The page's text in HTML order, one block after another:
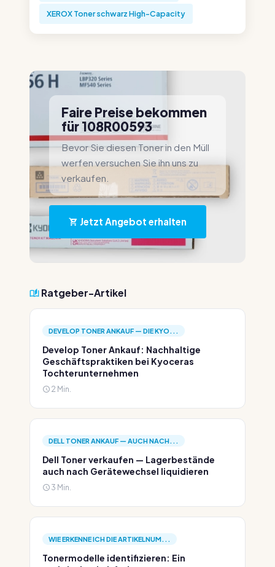
XEROX Toner schwarz High-Capacity
Faire Preise bekommen
für 108R00593
Bevor Sie diesen Toner in den Müll
werfen versuchen Sie ihn uns zu
verkaufen.
Jetzt Angebot erhalten
Ratgeber-Artikel
DEVELOP TONER ANKAUF — DIE KYO...
Develop Toner Ankauf: Nachhaltige
Geschäftspraktiken bei Kyoceras
Tochterunternehmen
2 Min.
DELL TONER ANKAUF — AUCH NACH...
Dell Toner verkaufen — Lagerbestände
auch nach Gerätewechsel liquidieren
3 Min.
WIE ERKENNE ICH DIE ARTIKELNUM...
Tonermodelle identifizieren: Ein